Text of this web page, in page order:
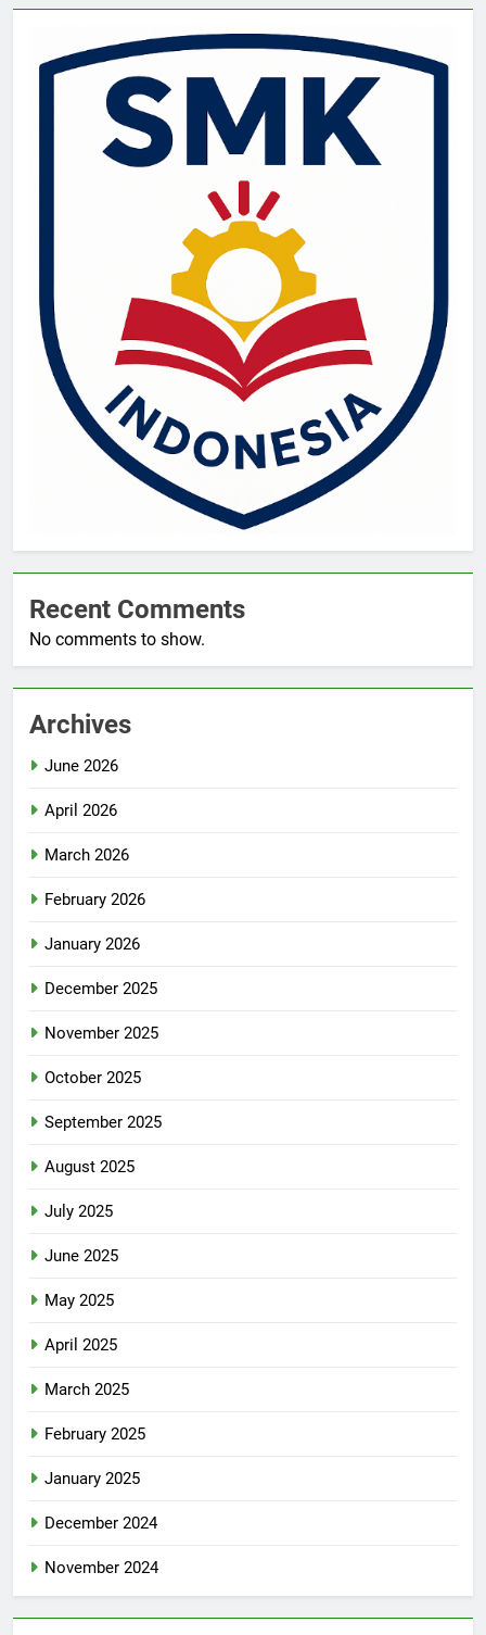
Recent Comments
No comments to show.
Archives
June 2026
April 2026
March 2026
February 2026
January 2026
December 2025
November 2025
October 2025
September 2025
August 2025
July 2025
June 2025
May 2025
April 2025
March 2025
February 2025
January 2025
December 2024
November 2024